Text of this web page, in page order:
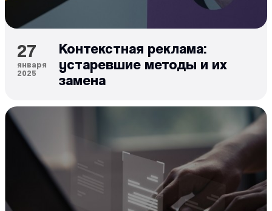
27
января
2025
Контекстная реклама:
устаревшие методы и их
замена